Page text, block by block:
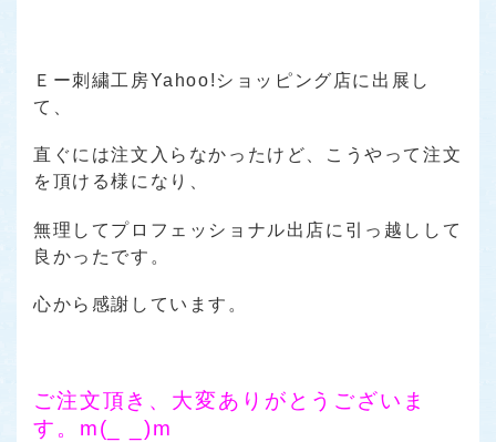
Ｅー刺繍工房Yahoo!ショッピング店に出展し
て、
直ぐには注文入らなかったけど、こうやって注文
を頂ける様になり、
無理してプロフェッショナル出店に引っ越しして
良かったです。
心から感謝しています。
ご注文頂き、大変ありがとうございま
す。m(_ _)m